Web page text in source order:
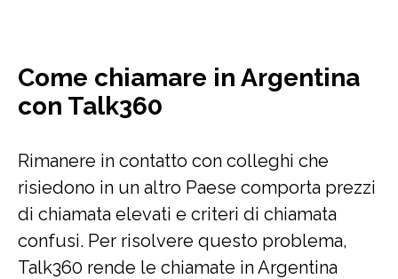
Come chiamare in Argentina
con Talk360
Rimanere in contatto con colleghi che
risiedono in un altro Paese comporta prezzi
di chiamata elevati e criteri di chiamata
confusi. Per risolvere questo problema,
Talk360 rende le chiamate in Argentina